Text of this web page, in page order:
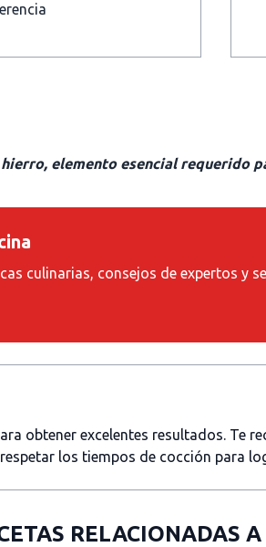
elemento esencial requerido
culinarias, consejos de expertos y
obtener excelentes resultados. Te
los tiempos de cocción para
RELACIONADAS A